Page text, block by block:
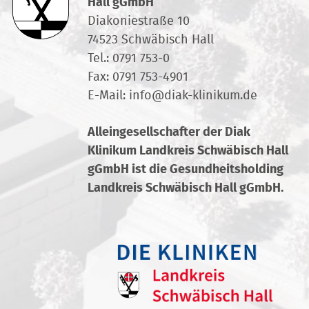
Hall gGmbH
Diakoniestraße 10
74523 Schwäbisch Hall
Tel.: 0791 753-0
Fax: 0791 753-4901
E-Mail: info@diak-klinikum.de
Alleingesellschafter der Diak
Klinikum Landkreis Schwäbisch Hall
gGmbH ist die Gesundheitsholding
Landkreis Schwäbisch Hall gGmbH.